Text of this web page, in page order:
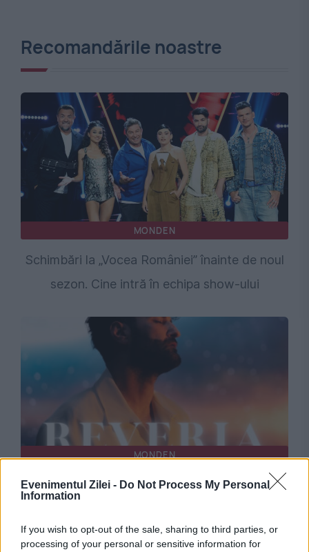
Evenimentul Zilei - Do Not Process My Personal
Information
If you wish to opt-out of the sale, sharing to third parties, or
processing of your personal or sensitive information for
Recomandările noastre
MONDEN
Schimbări la „Vocea României” înainte de noul
sezon. Cine intră în echipa show-ului
MONDEN
Smiley, surpriză pentru fani. Artistul lansează
botezuri, cumetrii și ce o mai fi…"